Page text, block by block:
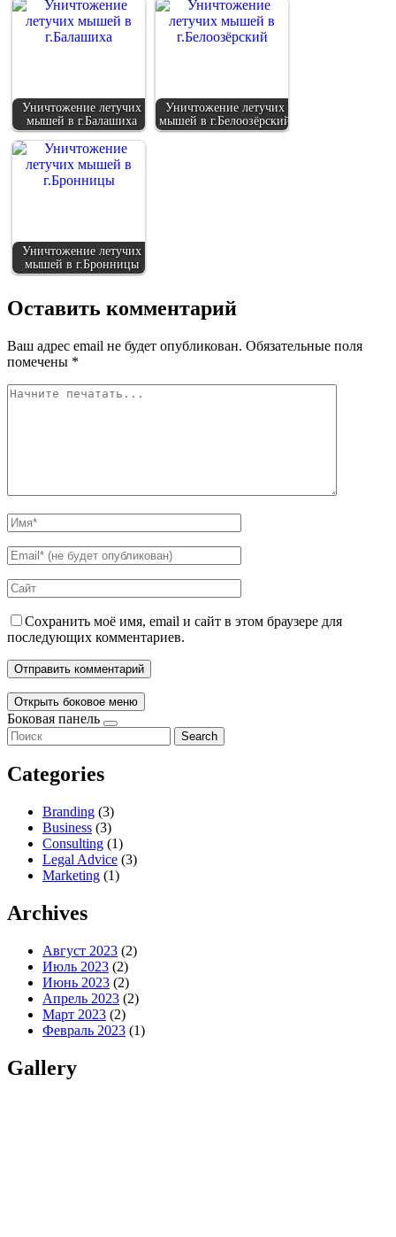
Уничтожение летучих
мышей в г.Балашиха
Уничтожение летучих
мышей в г.Белоозёрский
Уничтожение летучих
мышей в г.Бронницы
Оставить комментарий
Ваш адрес email не будет опубликован. Обязательные поля
помечены *
Сохранить моё имя, email и сайт в этом браузере для
последующих комментариев.
Открыть боковое меню
Боковая панель
Search
Categories
Branding (3)
Business (3)
Consulting (1)
Legal Advice (3)
Marketing (1)
Archives
Август 2023 (2)
Июль 2023 (2)
Июнь 2023 (2)
Апрель 2023 (2)
Март 2023 (2)
Февраль 2023 (1)
Gallery